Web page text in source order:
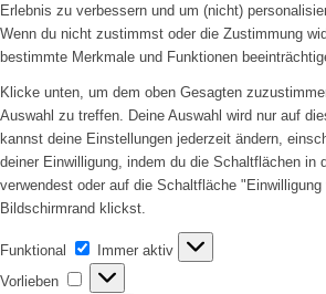
Erlebnis zu verbessern und um (nicht)
Wenn du nicht zustimmst oder die Zustimmung
bestimmte Merkmale und Funktionen
Klicke unten, um dem oben Gesagten
Auswahl zu treffen. Deine Auswahl wird nur auf
kannst deine Einstellungen jederzeit ändern,
deiner Einwilligung, indem du die Schaltflächen in
verwendest oder auf die Schaltfläche
Bildschirmrand klickst.
Funktional Funktional
Immer aktiv
Vorlieben
Vorlieben